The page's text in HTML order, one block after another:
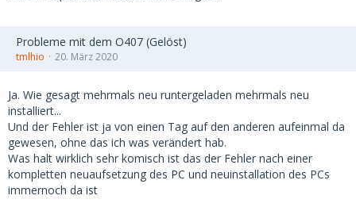
Probleme mit dem O407 (Gelöst)
tmlhio 20. März 2020
Ja. Wie gesagt mehrmals neu runtergeladen mehrmals neu
installiert...
Und der Fehler ist ja von einen Tag auf den anderen aufeinmal da
gewesen, ohne das ich was verändert hab.
Was halt wirklich sehr komisch ist das der Fehler nach einer
kompletten neuaufsetzung des PC und neuinstallation des PCs
immernoch da ist